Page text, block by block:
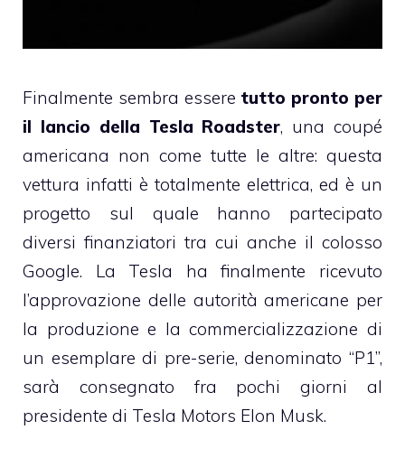
Finalmente sembra essere tutto pronto per
il lancio della Tesla Roadster, una coupé
americana non come tutte le altre: questa
vettura infatti è totalmente elettrica, ed è un
progetto sul quale hanno partecipato
diversi finanziatori tra cui anche il colosso
Google. La Tesla ha finalmente ricevuto
l’approvazione delle autorità americane per
la produzione e la commercializzazione di
un esemplare di pre-serie, denominato “P1”,
sarà consegnato fra pochi giorni al
presidente di Tesla Motors Elon Musk.